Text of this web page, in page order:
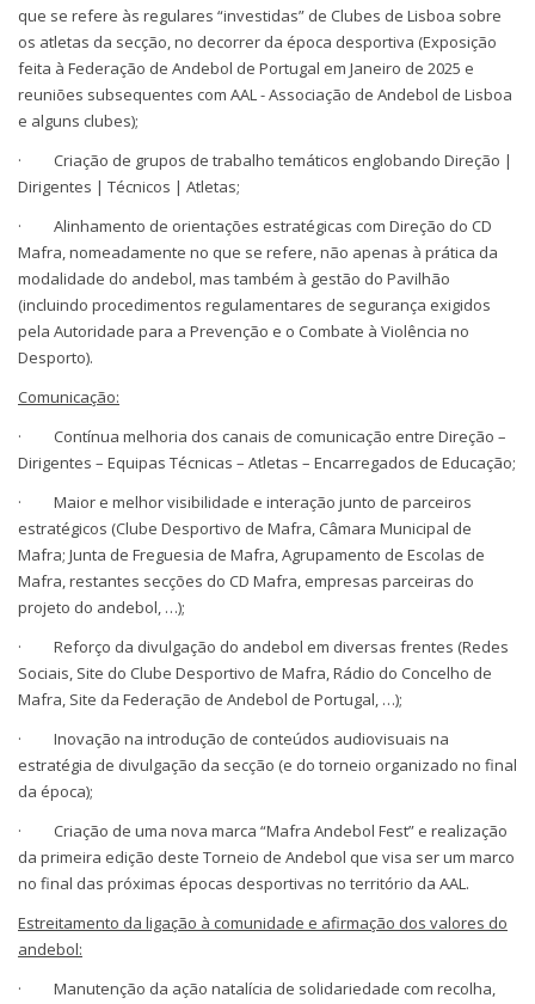
que se refere às regulares “investidas” de Clubes de Lisboa sobre
os atletas da secção, no decorrer da época desportiva (Exposição
feita à Federação de Andebol de Portugal em Janeiro de 2025 e
reuniões subsequentes com AAL - Associação de Andebol de Lisboa
e alguns clubes);
· Criação de grupos de trabalho temáticos englobando Direção |
Dirigentes | Técnicos | Atletas;
· Alinhamento de orientações estratégicas com Direção do CD
Mafra, nomeadamente no que se refere, não apenas à prática da
modalidade do andebol, mas também à gestão do Pavilhão
(incluindo procedimentos regulamentares de segurança exigidos
pela Autoridade para a Prevenção e o Combate à Violência no
Desporto).
Comunicação:
· Contínua melhoria dos canais de comunicação entre Direção –
Dirigentes – Equipas Técnicas – Atletas – Encarregados de Educação;
· Maior e melhor visibilidade e interação junto de parceiros
estratégicos (Clube Desportivo de Mafra, Câmara Municipal de
Mafra; Junta de Freguesia de Mafra, Agrupamento de Escolas de
Mafra, restantes secções do CD Mafra, empresas parceiras do
projeto do andebol, …);
· Reforço da divulgação do andebol em diversas frentes (Redes
Sociais, Site do Clube Desportivo de Mafra, Rádio do Concelho de
Mafra, Site da Federação de Andebol de Portugal, …);
· Inovação na introdução de conteúdos audiovisuais na
estratégia de divulgação da secção (e do torneio organizado no final
da época);
· Criação de uma nova marca “Mafra Andebol Fest” e realização
da primeira edição deste Torneio de Andebol que visa ser um marco
no final das próximas épocas desportivas no território da AAL.
Estreitamento da ligação à comunidade e afirmação dos valores do
andebol:
· Manutenção da ação natalícia de solidariedade com recolha,